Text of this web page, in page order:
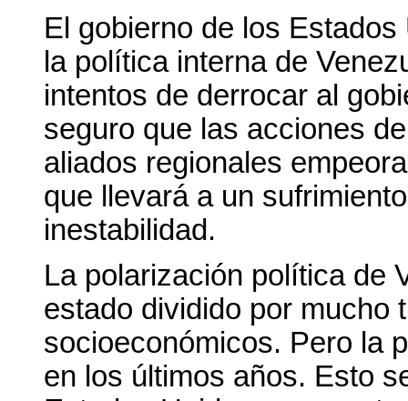
El gobierno de los
la política interna de
intentos de derrocar al
seguro que las acciones
aliados regionales
que llevará a un
inestabilidad.
La polarización política de
estado dividido por mucho
socioeconómicos. Pero la
en los últimos años. Esto